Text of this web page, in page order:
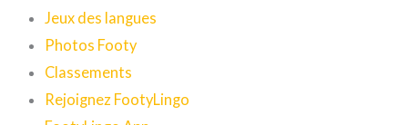
Jeux des langues
Photos Footy
Classements
Rejoignez FootyLingo